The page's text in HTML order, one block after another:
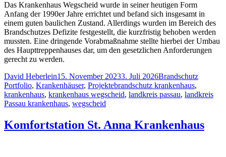
Das Krankenhaus Wegscheid wurde in seiner heutigen Form
Anfang der 1990er Jahre errichtet und befand sich insgesamt in
einem guten baulichen Zustand. Allerdings wurden im Bereich des
Brandschutzes Defizite festgestellt, die kurzfristig behoben werden
mussten. Eine dringende Vorabmaßnahme stellte hierbei der Umbau
des Haupttreppenhauses dar, um den gesetzlichen Anforderungen
gerecht zu werden.
Posted
by
David Heberlein15. November 20233. Juli 2026Posted
in
Brandschutz
Portfolio, Krankenhäuser, ProjekteTags:
brandschutz krankenhaus,
krankenhaus, krankenhaus wegscheid, landkreis passau, landkreis
Passau krankenhaus, wegscheid
Komfortstation St. Anna Krankenhaus